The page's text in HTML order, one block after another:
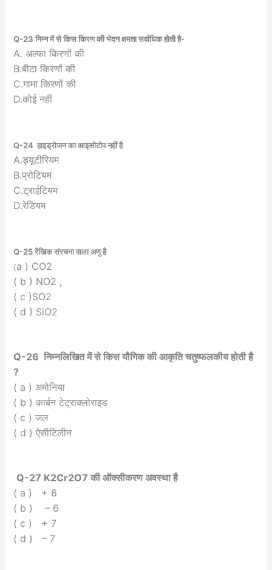
Q-23 निम्न में से किस किरण की भेदन क्षमता सर्वाधिक होती है-
A. अल्फा किरणों की
B.बीटा किरणों की
C.गामा किरणों की
D.कोई नहीं
Q-24 हाइड्रोजन का आइसोटोप नहीं है
A.ड्यूटीरियम
B.प्रोटियम
C.ट्राईटियम
D.रेडियम
Q-25 रैखिक संरचना वाला अणु है
(a ) CO2
( b ) NO2 ,
( c )SO2
( d ) SiO2
Q-26 निम्नलिखित में से किस यौगिक की आकृति चतुष्फलकीय होती है
?
( a ) अमोनिया
( b ) कार्बन टेट्राक्लोराइड
( c ) जल
( d ) ऐसीटिलीन
Q-27 K2Cr2O7 की ऑक्सीकरण अवस्था है
( a ) + 6
( b ) – 6
( c ) + 7
( d ) – 7